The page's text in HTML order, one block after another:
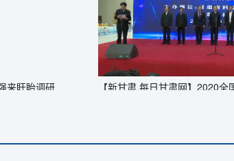
【新甘肃.每日甘肃网】2020全国科技工作者日系列活动启动仪式